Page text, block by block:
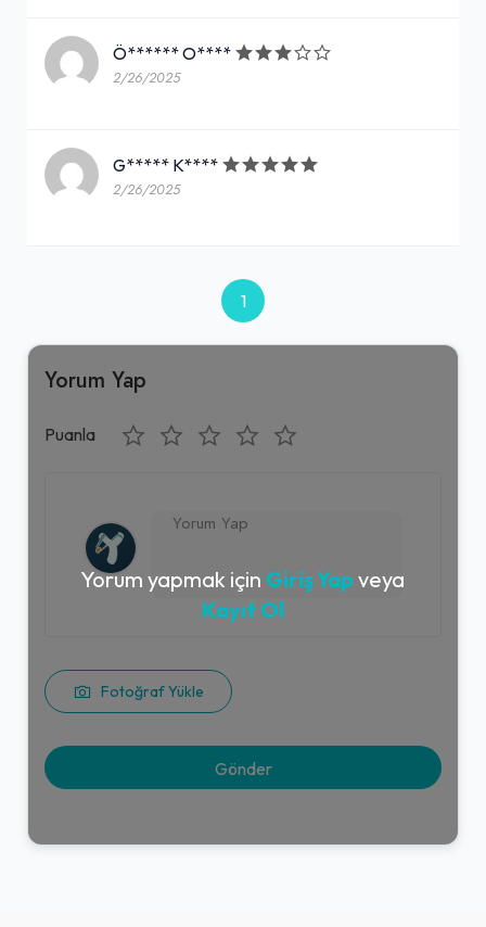
Ö****** O****
2/26/2025
G***** K****
2/26/2025
1
Yorum Yap
Puanla
Fotoğraf Yükle
Yorum yapmak için Giriş Yap veya
Kayıt Ol